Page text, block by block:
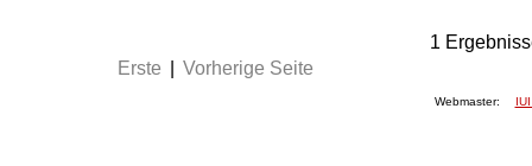
1
Erste
Vorherige Seite
Webmaster: